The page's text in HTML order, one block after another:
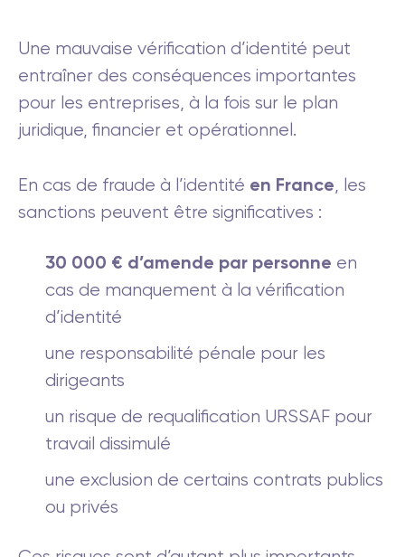
Une mauvaise vérification d’identité peut
entraîner des conséquences importantes
pour les entreprises, à la fois sur le plan
juridique, financier et opérationnel.
En cas de fraude à l’identité en France, les
sanctions peuvent être significatives :
30 000 € d’amende par personne en
cas de manquement à la vérification
d’identité
une responsabilité pénale pour les
dirigeants
un risque de requalification URSSAF pour
travail dissimulé
une exclusion de certains contrats publics
ou privés